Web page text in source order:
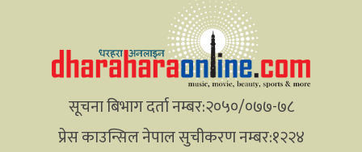
सूचना बिभाग दर्ता नम्बर:२०५०/०७७-७८
प्रेस काउन्सिल नेपाल सुचीकरण नम्बर:१२२४